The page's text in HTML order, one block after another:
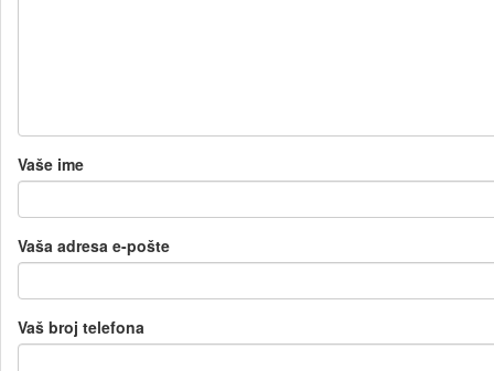
Vaše ime
Vaša adresa e-pošte
Vaš broj telefona